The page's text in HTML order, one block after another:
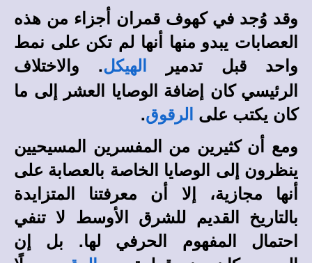
وقد وُجد في كهوف قمران أجزاء من هذه
العصابات يبدو منها أنها لم تكن على نمط
واحد قبل تدمير
الهيكل. والاختلاف
الرئيسي كان إضافة الوصايا العشر إلى ما
كان يكتب على
الرقوق.
ومع أن كثيرين من المفسرين المسيحيين
ينظرون إلى الوصايا الخاصة بالعصابة على
أنها مجازية، إلا أن معرفتنا المتزايدة
بالتاريخ القديم للشرق الأوسط لا تنفي
احتمال المفهوم الحرفي لها. بل إن